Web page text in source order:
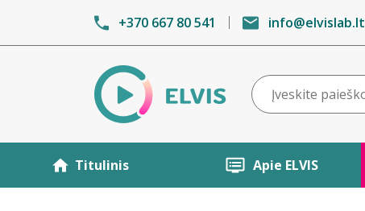
+370 667 80 541 info@elvislab.lt
Titulinis Apie ELVIS